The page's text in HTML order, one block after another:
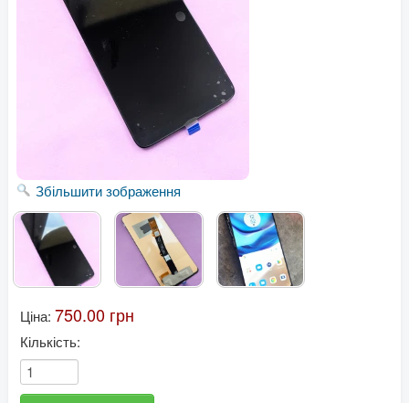
Збільшити зображення
Ціна: 750.00 грн
Кількість: